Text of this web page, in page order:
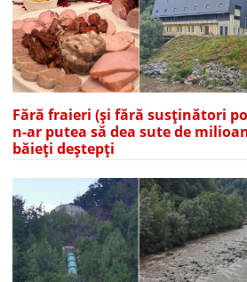
Fără fraieri (și fără susținători
n-ar putea să dea sute de
băieți deștepți